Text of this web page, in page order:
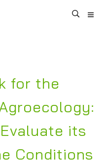
for the
its
Conditions